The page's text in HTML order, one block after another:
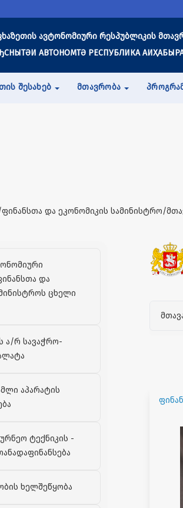
ავტონომიური რესპუბლიკის
АВТОНОМТӘ РЕСПУБЛИКА
ᲨᲔᲡᲐᲮᲔᲑ ᲛᲗᲐᲕᲠᲝᲑᲐ
და ეკონომიკის სამინისტრო/
და
ცხელი
ა/რ სავაჭრო-
აპარატის
ტექნიკის -
ხელშეწყობა